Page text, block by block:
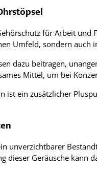
für Arbeit
Umfeld, sondern auch
dazu beitragen,
Mittel, um bei
ist ein zusätzlicher
unverzichtbarer
dieser Geräusche kann